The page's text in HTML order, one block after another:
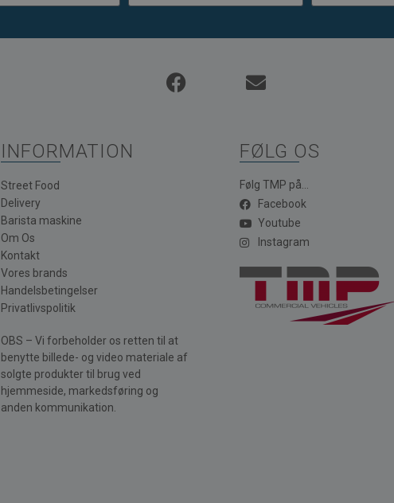
INFORMATION
Street Food
Delivery
Barista maskine
Om Os
Kontakt
Vores brands
Handelsbetingelser
Privatlivspolitik
OBS – Vi forbeholder os retten til at
benytte billede- og video materiale af
solgte produkter til brug ved
hjemmeside, markedsføring og
anden kommunikation.
FØLG OS
Følg TMP på...
Facebook
Youtube
Instagram